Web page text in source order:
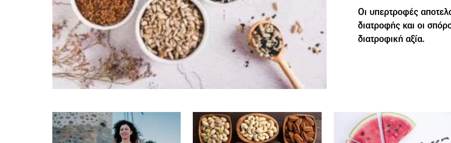
Οι υπερτροφές
διατροφής και οι
διατροφική αξία.